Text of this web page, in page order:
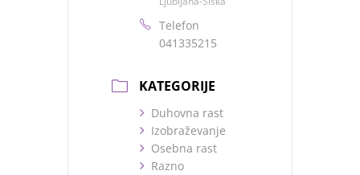
Telefon
041335215
KATEGORIJE
Duhovna rast
Izobraževanje
Osebna rast
Razno